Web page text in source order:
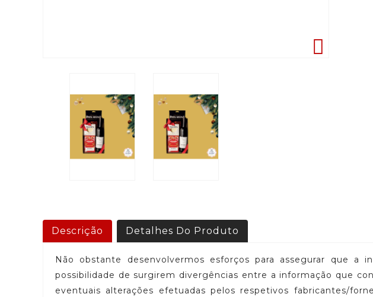

Descrição Detalhes Do Produto
Não obstante desenvolvermos esforços para assegurar que a
possibilidade de surgirem divergências entre a informação que
eventuais alterações efetuadas pelos respetivos fabricantes/